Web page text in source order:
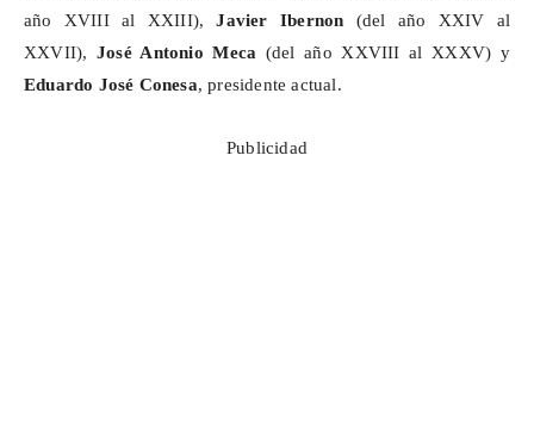
año XVIII al XXIII),Javier Ibernon (del año XXIV al
XXVII), José Antonio Meca (del año XXVIII al XXXV) y
Eduardo José Conesa, presidente actual.
Publicidad